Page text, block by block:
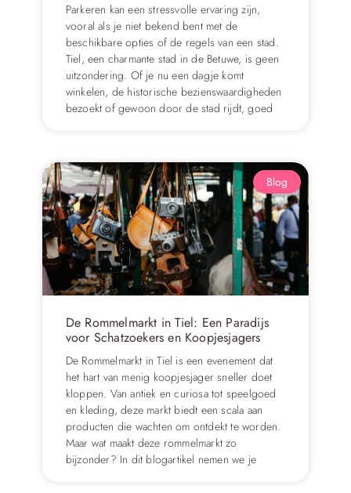
Parkeren kan een stressvolle ervaring zijn,
vooral als je niet bekend bent met de
beschikbare opties of de regels van een stad.
Tiel, een charmante stad in de Betuwe, is geen
uitzondering. Of je nu een dagje komt
winkelen, de historische bezienswaardigheden
bezoekt of gewoon door de stad rijdt, goed
Blog
De Rommelmarkt in Tiel: Een Paradijs
voor Schatzoekers en Koopjesjagers
De Rommelmarkt in Tiel is een evenement dat
het hart van menig koopjesjager sneller doet
kloppen. Van antiek en curiosa tot speelgoed
en kleding, deze markt biedt een scala aan
producten die wachten om ontdekt te worden.
Maar wat maakt deze rommelmarkt zo
bijzonder? In dit blogartikel nemen we je